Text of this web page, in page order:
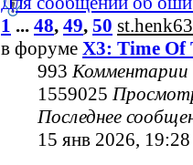
1 ... 48, 49, 50 st.henk63
в форуме X3: Time Of
993Комментарии
1559025
Последнее
15 янв 2026, 19:28